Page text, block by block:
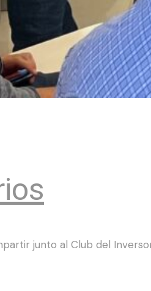
junto al Club del